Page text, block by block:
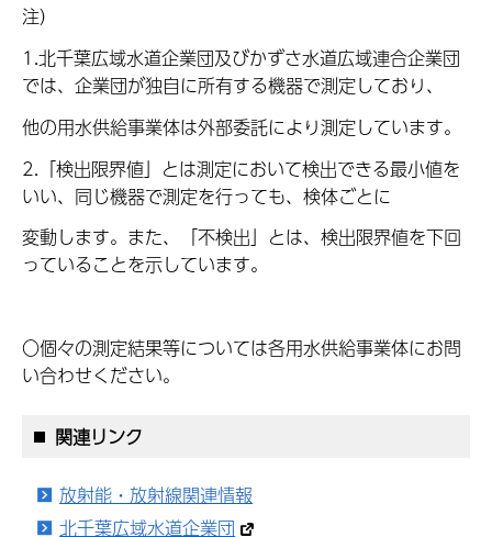
注）
1.北千葉広域水道企業団及びかずさ水道広域連合企業団
では、企業団が独自に所有する機器で測定しており、
他の用水供給事業体は外部委託により測定しています。
2.「検出限界値」とは測定において検出できる最小値を
いい、同じ機器で測定を行っても、検体ごとに
変動します。また、「不検出」とは、検出限界値を下回
っていることを示しています。
〇個々の測定結果等については各用水供給事業体にお問
い合わせください。
関連リンク
放射能・放射線関連情報
北千葉広域水道企業団